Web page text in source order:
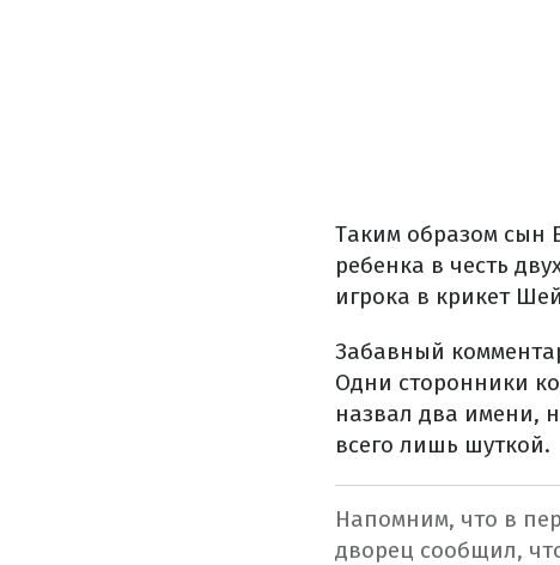
Таким образом сын
ребенка в честь
игрока в крикет
Забавный
Одни сторонники
назвал два имени,
всего лишь шуткой.
Напомним, что в
дворец сообщил,